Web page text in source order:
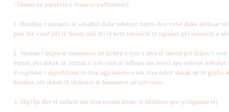
- Dëmet në aspektin e ibadetit (adhurimit)
1. Humbja e namazit të sabahut duke ndenjur natën deri vonë duke shikuar
pasi bie vonë për të fjetur, nuk do të ketë mundësi të zgjohet për namazin e
2. Vonimi i faljes së namazeve në kohën e tyre e mos të flasim për faljen e
burrat, për shkak se zemrat e tyre janë të lidhura me serial apo ndonjë
Zvogëlimi i shpërblimit të disa agjëruesve e tek disa është shkak që të gjitha
humbin për shkak të shikimit të harameve në televizor.
3. Shpifja dhe të tallurit me disa norma fetare si mbulesa apo poligamia etj.